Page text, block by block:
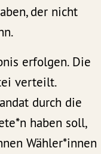
der nicht
erfolgen. Die
verteilt.
durch die
haben soll,
Wähler*innen